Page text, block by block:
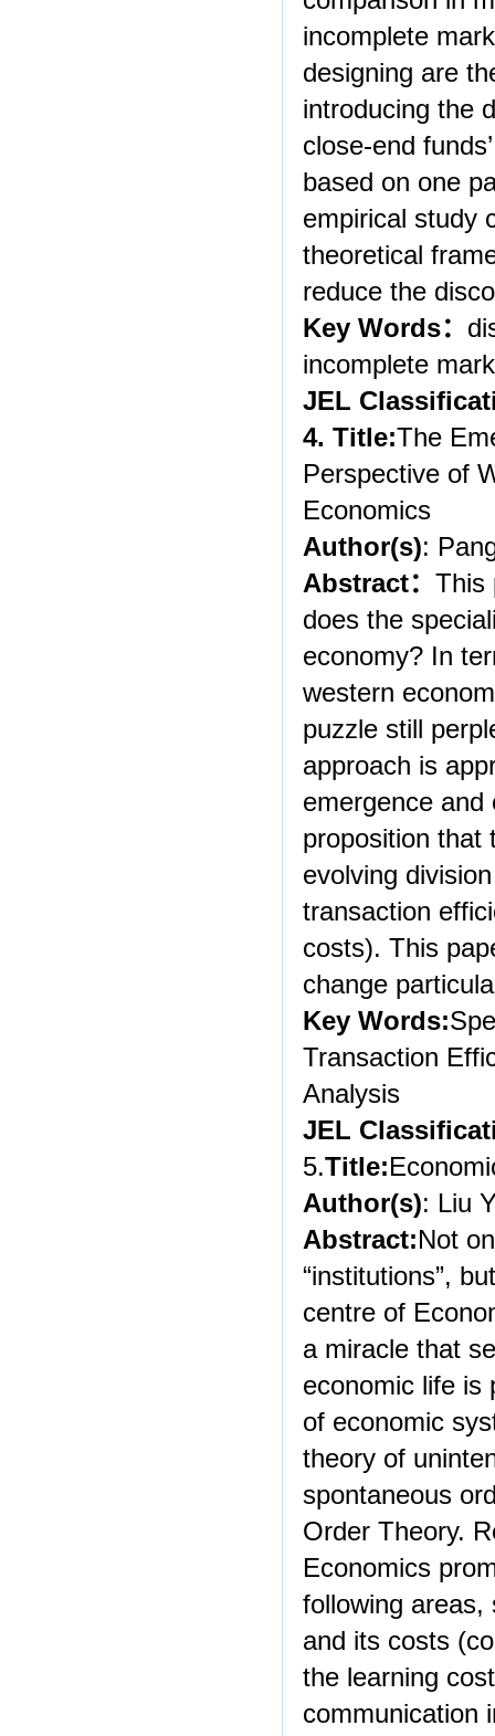
incomplete
designing are
introducing the
close-end
based on one
empirical study
theoretical
reduce the
Key Words：
incomplete
JEL
4. Title:The
Perspective of
Economics
Author(s):
Abstract： This
does the
economy? In
western
puzzle still
approach is
emergence and
proposition that
evolving
transaction
costs). This
change
Key Words:
Transaction
Analysis
JEL
5.Title:
Author(s): Liu
Abstract:Not
“institutions”,
centre of
a miracle that
economic life is
of economic
theory of
spontaneous
Order Theory.
Economics
following areas,
and its costs
the learning
communication